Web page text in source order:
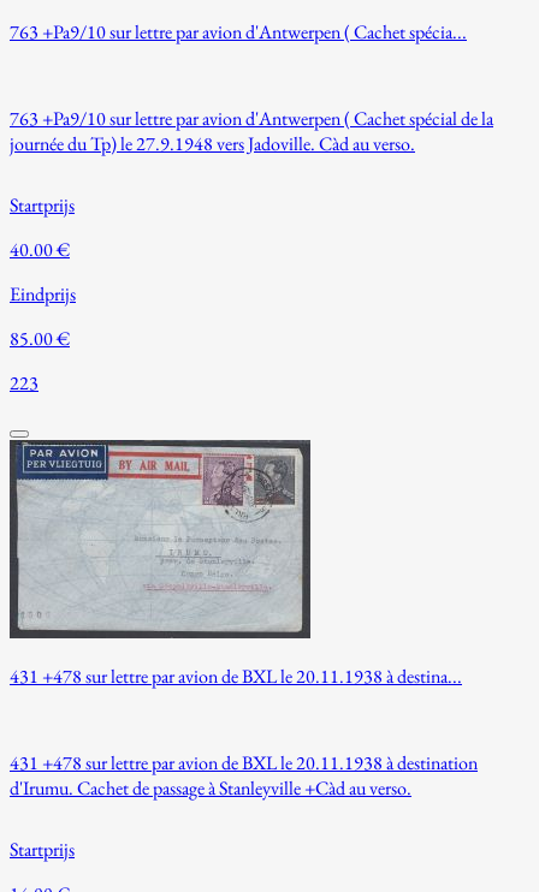
763 +Pa9/10 sur lettre par avion d'Antwerpen ( Cachet spécia...
763 +Pa9/10 sur lettre par avion d'Antwerpen ( Cachet spécial de la
journée du Tp) le 27.9.1948 vers Jadoville. Càd au verso.
Startprijs
40.00 €
Eindprijs
85.00 €
223
431 +478 sur lettre par avion de BXL le 20.11.1938 à destina...
431 +478 sur lettre par avion de BXL le 20.11.1938 à destination
d'Irumu. Cachet de passage à Stanleyville +Càd au verso.
Startprijs